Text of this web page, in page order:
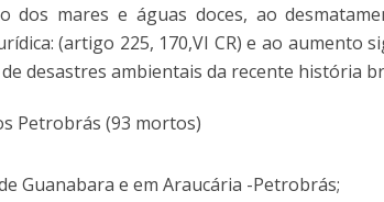
dos mares e águas doces, ao
(artigo 225, 170,VI CR) e ao aumento
desastres ambientais da recente história
Petrobrás (93 mortos)
Guanabara e em Araucária -Petrobrás;